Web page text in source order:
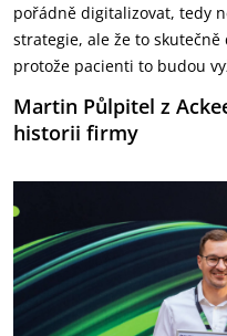
pořádně digitalizovat, tedy
strategie, ale že to
protože pacienti to budou
Martin Půlpitel z
historii firmy